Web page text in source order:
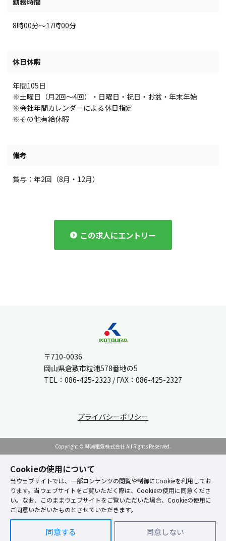
8時00分～17時00分
休日休暇
年間105日
※土曜日（月2回～4回）・日曜日・祝日・お盆・年末年始
※会社年間カレンダーによる休日指定
※その他有給休暇
備考
賞与：年2回（8月・12月）
この求人にエントリー
〒710-0036
岡山県倉敷市粒浦578番地の5
TEL： 086-425-2323 / FAX：086-425-2327
プライバシーポリシー
Copyright © 琴浦電気株式会社 All Rights Reserved.
Cookieの使用について
当ウェブサイトでは、一部コンテンツの閲覧や制御にCookieを利用してお
ります。当ウェブサイトをご覧いただく際は、Cookieの使用に同意くださ
い。なお、このままウェブサイトをご覧いただいた場合、Cookieの使用に
ご同意いただいたものとさせていただきます。
同意する 同意しない